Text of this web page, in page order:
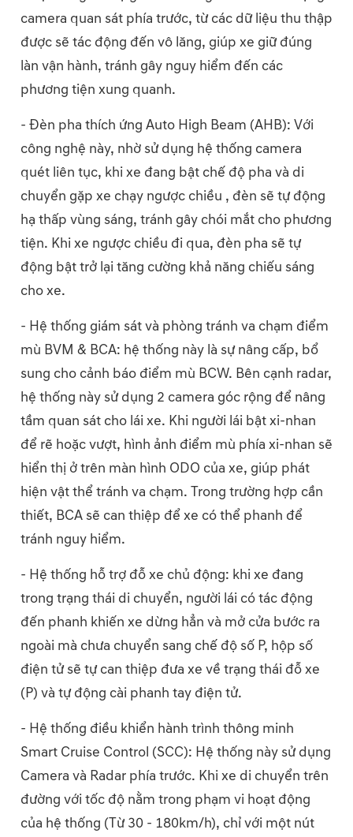
camera quan sát phía trước, từ các dữ liệu thu thập
được sẽ tác động đến vô lăng, giúp xe giữ đúng
làn vận hành, tránh gây nguy hiểm đến các
phương tiện xung quanh.
- Đèn pha thích ứng Auto High Beam (AHB): Với
công nghệ này, nhờ sử dụng hệ thống camera
quét liên tục, khi xe đang bật chế độ pha và di
chuyển gặp xe chạy ngược chiều , đèn sẽ tự động
hạ thấp vùng sáng, tránh gây chói mắt cho phương
tiện. Khi xe ngược chiều đi qua, đèn pha sẽ tự
động bật trở lại tăng cường khả năng chiếu sáng
cho xe.
- Hệ thống giám sát và phòng tránh va chạm điểm
mù BVM & BCA: hệ thống này là sự nâng cấp, bổ
sung cho cảnh báo điểm mù BCW. Bên cạnh radar,
hệ thống này sử dụng 2 camera góc rộng để nâng
tầm quan sát cho lái xe. Khi người lái bật xi-nhan
để rẽ hoặc vượt, hình ảnh điểm mù phía xi-nhan sẽ
hiển thị ở trên màn hình ODO của xe, giúp phát
hiện vật thể tránh va chạm. Trong trường hợp cần
thiết, BCA sẽ can thiệp để xe có thể phanh để
tránh nguy hiểm.
- Hệ thống hỗ trợ đỗ xe chủ động: khi xe đang
trong trạng thái di chuyển, người lái có tác động
đến phanh khiến xe dừng hẳn và mở cửa bước ra
ngoài mà chưa chuyển sang chế độ số P, hộp số
điện tử sẽ tự can thiệp đưa xe về trạng thái đỗ xe
(P) và tự động cài phanh tay điện tử.
- Hệ thống điều khiển hành trình thông minh
Smart Cruise Control (SCC): Hệ thống này sử dụng
Camera và Radar phía trước. Khi xe di chuyển trên
đường với tốc độ nằm trong phạm vi hoạt động
của hệ thống (Từ 30 - 180km/h), chỉ với một nút